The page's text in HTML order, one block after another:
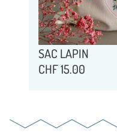
SAC LAPIN
CHF15.00